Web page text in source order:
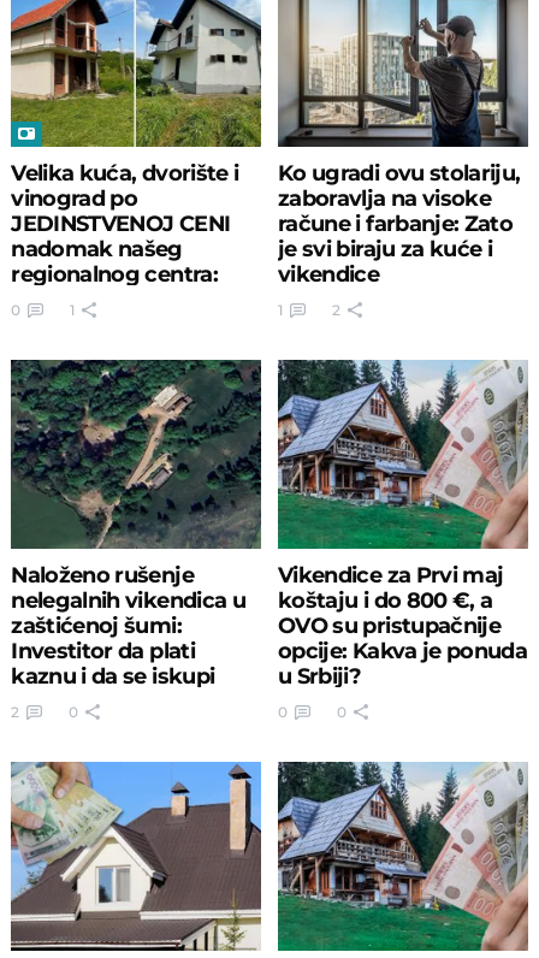
Velika kuća, dvorište i
vinograd po
JEDINSTVENOJ CENI
nadomak našeg
regionalnog centra:
Ovde niko nije živeo
0 1
Ko ugradi ovu stolariju,
zaboravlja na visoke
račune i farbanje: Zato
je svi biraju za kuće i
vikendice
1 2
Naloženo rušenje
nelegalnih vikendica u
zaštićenoj šumi:
Investitor da plati
kaznu i da se iskupi
OVIM činom
2 0
Vikendice za Prvi maj
koštaju i do 800 €, a
OVO su pristupačnije
opcije: Kakva je ponuda
u Srbiji?
0 0